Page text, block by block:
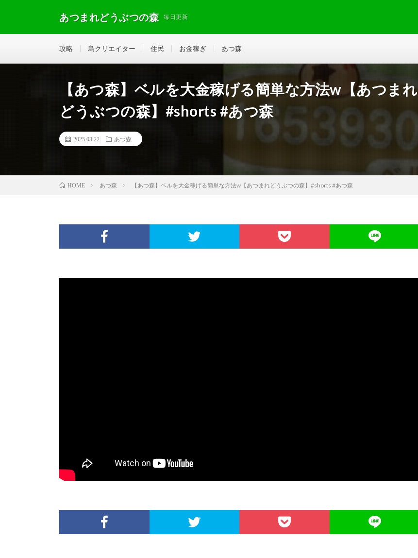
あつまれどうぶつの森 毎日更新
攻略 島クリエイター 住民 お金稼ぎ あつ森
【あつ森】ベルを大金稼げる簡単な方法w【あつまれ
どうぶつの森】#shorts #あつ森
2025.03.22 あつ森
HOME あつ森 【あつ森】ベルを大金稼げる簡単な方法w【あつまれどうぶつの森】#shorts #あつ森